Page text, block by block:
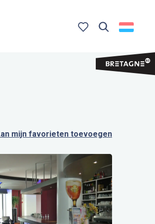
aux
mijn favorieten toevoegen